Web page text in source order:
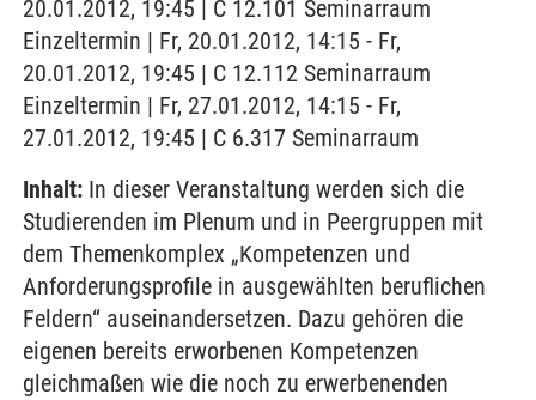
20.01.2012, 19:45 | C 12.101 Seminarraum
Einzeltermin | Fr, 20.01.2012, 14:15 - Fr,
20.01.2012, 19:45 | C 12.112 Seminarraum
Einzeltermin | Fr, 27.01.2012, 14:15 - Fr,
27.01.2012, 19:45 | C 6.317 Seminarraum
Inhalt: In dieser Veranstaltung werden sich die
Studierenden im Plenum und in Peergruppen mit
dem Themenkomplex „Kompetenzen und
Anforderungsprofile in ausgewählten beruflichen
Feldern“ auseinandersetzen. Dazu gehören die
eigenen bereits erworbenen Kompetenzen
gleichmaßen wie die noch zu erwerbenenden